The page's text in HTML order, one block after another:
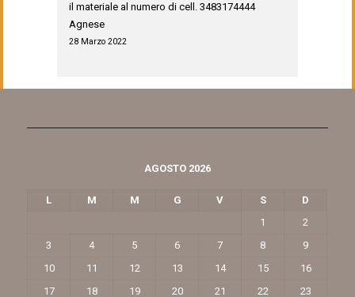
il materiale al numero di cell. 3483174444
Agnese
28 Marzo 2022
AGOSTO 2026
L M M G V S
D
1
2
3
4 5 6 7 8
9
10
11 12 13 14 15
16
17
18 19 20 21 22 23